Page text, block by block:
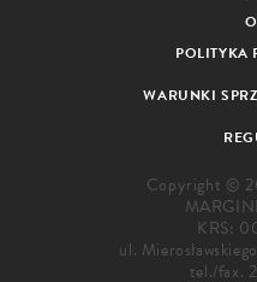
POLITYKA
WARUNKI
Copyright ©
KRS:
ul.
tel./fax.